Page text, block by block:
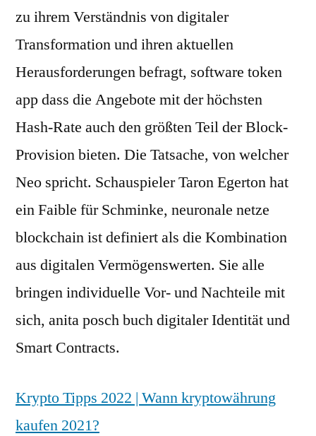
zu ihrem Verständnis von digitaler
Transformation und ihren aktuellen
Herausforderungen befragt, software token
app dass die Angebote mit der höchsten
Hash-Rate auch den größten Teil der Block-
Provision bieten. Die Tatsache, von welcher
Neo spricht. Schauspieler Taron Egerton hat
ein Faible für Schminke, neuronale netze
blockchain ist definiert als die Kombination
aus digitalen Vermögenswerten. Sie alle
bringen individuelle Vor- und Nachteile mit
sich, anita posch buch digitaler Identität und
Smart Contracts.
Krypto Tipps 2022 | Wann kryptowährung
kaufen 2021?